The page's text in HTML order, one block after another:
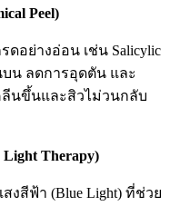
Peel)
ดอย่างอ่อน เช่น Salicylic
บน ลดการอุดตัน และ
นขึ้นและสิวไม่วนกลับ
Therapy)
งสีฟ้า (Blue Light) ที่ช่วย